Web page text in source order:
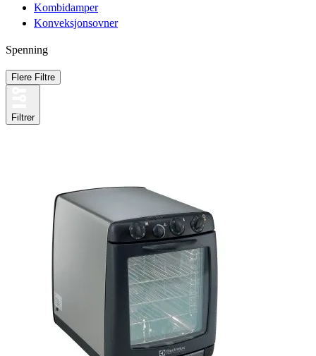
Kombidamper
Konveksjonsovner
Spenning
Flere Filtre
Filtrer